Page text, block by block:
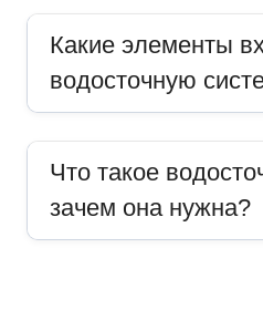
Какие элементы
водосточную
Что такое
зачем она нужна?